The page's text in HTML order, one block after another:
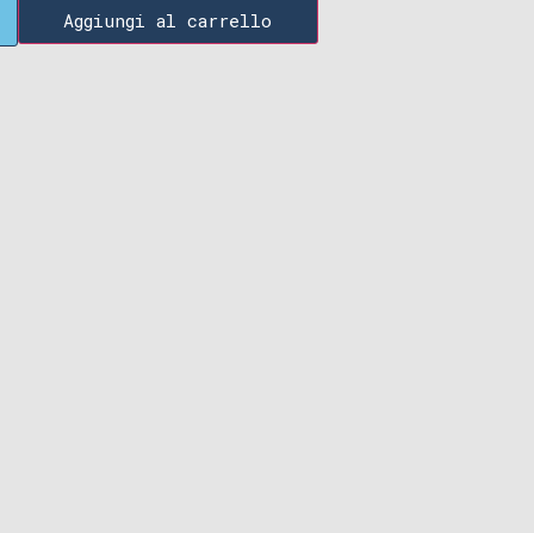
Aggiungi al carrello